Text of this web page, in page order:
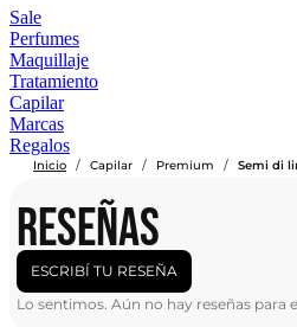
Sale
Perfumes
Maquillaje
Tratamiento
Capilar
Marcas
Regalos
Inicio / Capilar / Premium / Semi di
RESEÑAS
ESCRIBÍ TU RESEÑA
Lo sentimos. Aún no hay reseñas para